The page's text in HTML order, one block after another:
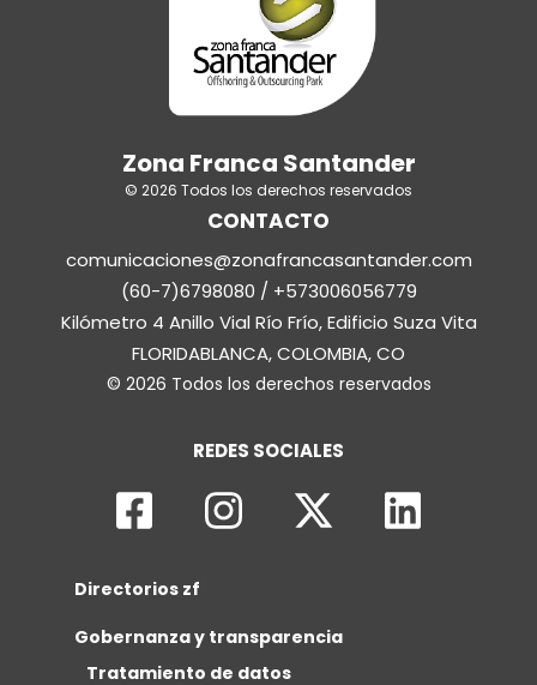
Zona Franca Santander
© 2026 Todos los derechos reservados
CONTACTO
comunicaciones@zonafrancasantander.com
(60-7)6798080 / +573006056779
Kilómetro 4 Anillo Vial Río Frío, Edificio Suza Vita
FLORIDABLANCA, COLOMBIA, CO
© 2026 Todos los derechos reservados
REDES SOCIALES
Directorios zf
Gobernanza y transparencia
Tratamiento de datos